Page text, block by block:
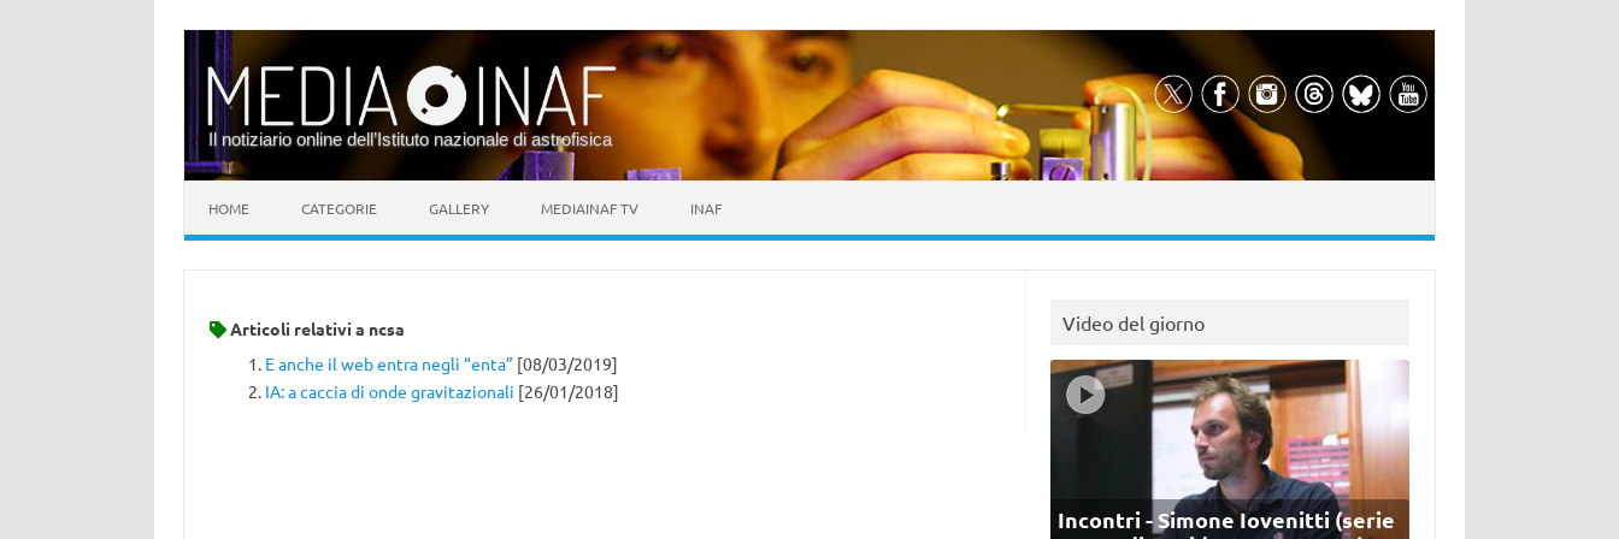
Il notiziario online dell’Istituto nazionale di astrofisica
HOME CATEGORIE GALLERY MEDIAINAF TV INAF
Articoli relativi a ncsa
E anche il web entra negli “enta” [08/03/2019]
IA: a caccia di onde gravitazionali [26/01/2018]
Video del giorno
Incontri - Simone Iovenitti (serie